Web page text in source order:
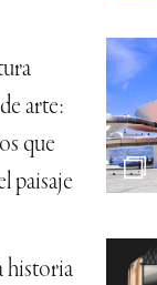
arte:
que
paisaje
historia